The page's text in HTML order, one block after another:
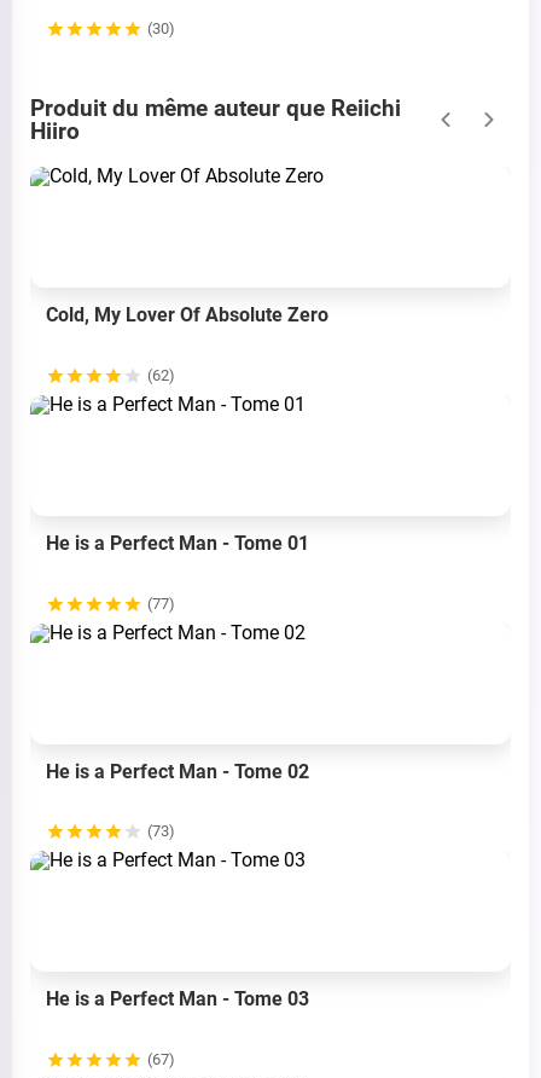
(30)
Produit du même auteur que Reiichi
Hiiro
Cold, My Lover Of Absolute Zero
(62)
He is a Perfect Man - Tome 01
(77)
He is a Perfect Man - Tome 02
(73)
He is a Perfect Man - Tome 03
(67)